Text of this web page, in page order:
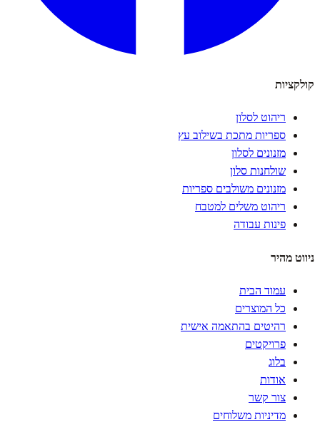
קולקציות
ריהוט לסלון
ספריות מתכת בשילוב עץ
מזנונים לסלון
שולחנות סלון
מזנונים משולבים ספריות
ריהוט משלים למטבח
פינות עבודה
ניווט מהיר
עמוד הבית
כל המוצרים
רהיטים בהתאמה אישית
פרויקטים
בלוג
אודות
צור קשר
מדיניות משלוחים